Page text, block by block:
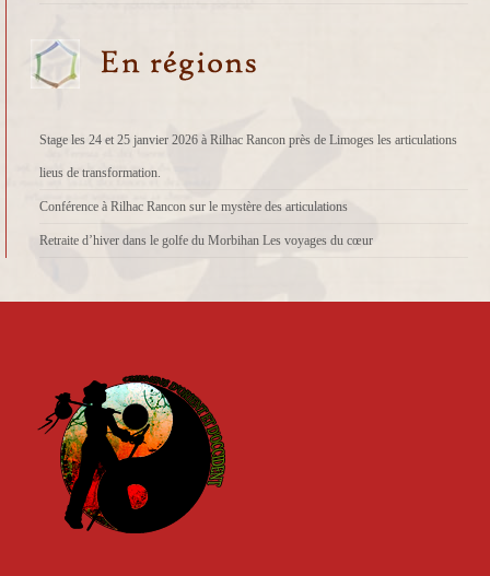
Stage les 24 et 25 janvier 2026 à Rilhac Rancon près de Limoges les articulations
lieus de transformation.
Conférence à Rilhac Rancon sur le mystère des articulations
Retraite d’hiver dans le golfe du Morbihan Les voyages du cœur